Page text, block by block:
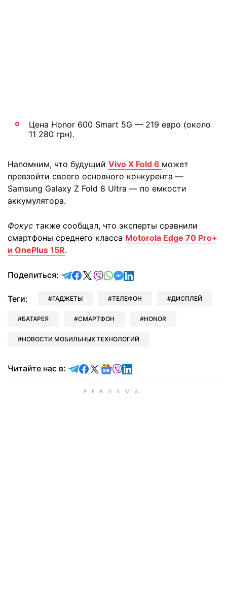
Цена Honor 600 Smart 5G — 219 евро (около
11 280 грн).
Напомним, что будущий Vivo X Fold 6 может
превзойти своего основного конкурента —
Samsung Galaxy Z Fold 8 Ultra — по емкости
аккумулятора.
Фокус также сообщал, что эксперты сравнили
смартфоны среднего класса Motorola Edge 70 Pro+
и OnePlus 15R.
Поделиться: отправить в Telegram
поделиться в Facebook
поделиться в X
отправить в Viber
отправить в Whatsapp
отправить в Messenger
отправить в LinkedIn
Теги: ГАДЖЕТЫ ТЕЛЕФОН ДИСПЛЕЙ
БАТАРЕЯ СМАРТФОН HONOR
НОВОСТИ МОБИЛЬНЫХ ТЕХНОЛОГИЙ
Читайте нас в: Читайте в Telegram
Читайте в Facebook
Читайте в X
Читайте в Google news
Читайте в Viber
Читайте в LinkedIn